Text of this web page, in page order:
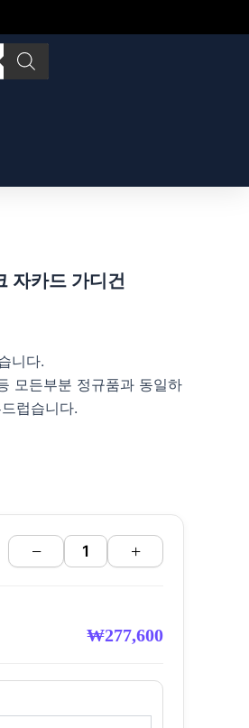
자카드 가디건
니다.
모든부분 정규품과 동일하
럽습니다.
− +
₩277,600